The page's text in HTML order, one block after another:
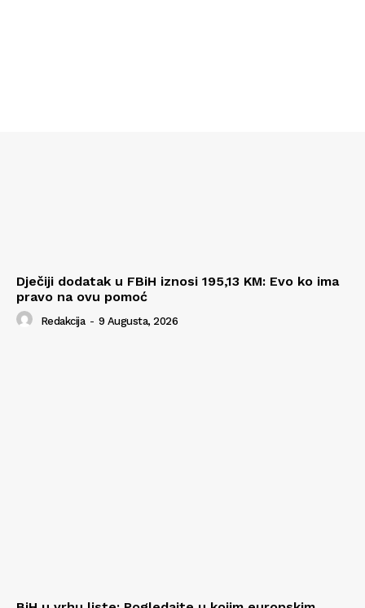
Dječiji dodatak u FBiH iznosi 195,13 KM: Evo ko ima
pravo na ovu pomoć
Redakcija - 9 Augusta, 2026